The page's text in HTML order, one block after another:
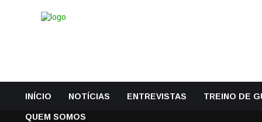
INÍCIO NOTÍCIAS ENTREVISTAS TREINO DE
QUEM SOMOS